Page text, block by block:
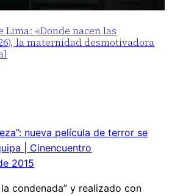
Lima: «Donde nacen las
la maternidad desmotivadora
nueva película de terror se
| Cinencuentro
2015
condenada” y realizado con